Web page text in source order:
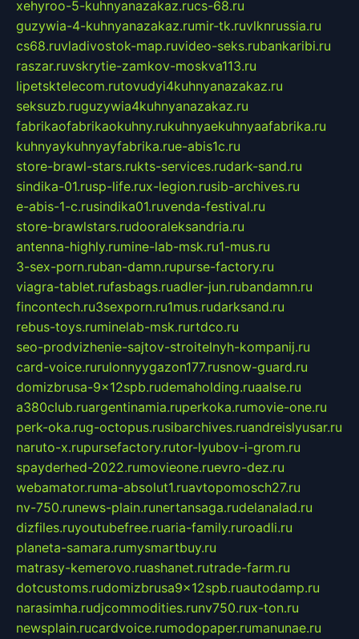
xehyroo-5-kuhnyanazakaz.rucs-68.ru
guzywia-4-kuhnyanazakaz.rumir-tk.ruvlknrussia.ru
cs68.ruvladivostok-map.ruvideo-seks.rubankaribi.ru
raszar.ruvskrytie-zamkov-moskva113.ru
lipetsktelecom.rutovudyi4kuhnyanazakaz.ru
seksuzb.ruguzywia4kuhnyanazakaz.ru
fabrikaofabrikaokuhny.rukuhnyaekuhnyaafabrika.ru
kuhnyaykuhnyayfabrika.rue-abis1c.ru
store-brawl-stars.rukts-services.rudark-sand.ru
sindika-01.rusp-life.rux-legion.rusib-archives.ru
e-abis-1-c.rusindika01.ruvenda-festival.ru
store-brawlstars.rudooraleksandria.ru
antenna-highly.rumine-lab-msk.ru1-mus.ru
3-sex-porn.ruban-damn.rupurse-factory.ru
viagra-tablet.rufasbags.ruadler-jun.rubandamn.ru
fincontech.ru3sexporn.ru1mus.rudarksand.ru
rebus-toys.ruminelab-msk.rurtdco.ru
seo-prodvizhenie-sajtov-stroitelnyh-kompanij.ru
card-voice.rurulonnyygazon177.rusnow-guard.ru
domizbrusa-9x12spb.rudemaholding.ruaalse.ru
a380club.ruargentinamia.ruperkoka.rumovie-one.ru
perk-oka.rug-octopus.rusibarchives.ruandreislyusar.ru
naruto-x.rupursefactory.rutor-lyubov-i-grom.ru
spayderhed-2022.rumovieone.ruevro-dez.ru
webamator.ruma-absolut1.ruavtopomosch27.ru
nv-750.runews-plain.runertansaga.rudelanalad.ru
dizfiles.ruyoutubefree.ruaria-family.ruroadli.ru
planeta-samara.rumysmartbuy.ru
matrasy-kemerovo.ruashanet.rutrade-farm.ru
dotcustoms.rudomizbrusa9x12spb.ruautodamp.ru
narasimha.rudjcommodities.runv750.rux-ton.ru
newsplain.rucardvoice.rumodopaper.rumanunae.ru